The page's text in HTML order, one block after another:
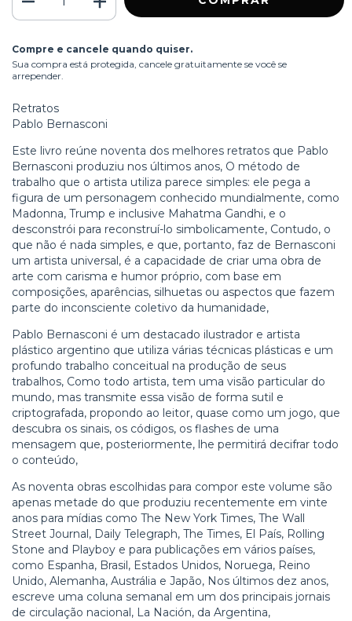
Compre e cancele quando quiser.
Sua compra está protegida, cancele gratuitamente se você se
arrepender.
Retratos
Pablo Bernasconi
Este livro reúne noventa dos melhores retratos que Pablo
Bernasconi produziu nos últimos anos, O método de
trabalho que o artista utiliza parece simples: ele pega a
figura de um personagem conhecido mundialmente, como
Madonna, Trump e inclusive Mahatma Gandhi, e o
desconstrói para reconstruí-lo simbolicamente, Contudo, o
que não é nada simples, e que, portanto, faz de Bernasconi
um artista universal, é a capacidade de criar uma obra de
arte com carisma e humor próprio, com base em
composições, aparências, silhuetas ou aspectos que fazem
parte do inconsciente coletivo da humanidade,
Pablo Bernasconi é um destacado ilustrador e artista
plástico argentino que utiliza várias técnicas plásticas e um
profundo trabalho conceitual na produção de seus
trabalhos, Como todo artista, tem uma visão particular do
mundo, mas transmite essa visão de forma sutil e
criptografada, propondo ao leitor, quase como um jogo, que
descubra os sinais, os códigos, os flashes de uma
mensagem que, posteriormente, lhe permitirá decifrar todo
o conteúdo,
As noventa obras escolhidas para compor este volume são
apenas metade do que produziu recentemente em vinte
anos para mídias como The New York Times, The Wall
Street Journal, Daily Telegraph, The Times, El País, Rolling
Stone and Playboy e para publicações em vários países,
como Espanha, Brasil, Estados Unidos, Noruega, Reino
Unido, Alemanha, Austrália e Japão, Nos últimos dez anos,
escreve uma coluna semanal em um dos principais jornais
de circulação nacional, La Nación, da Argentina,